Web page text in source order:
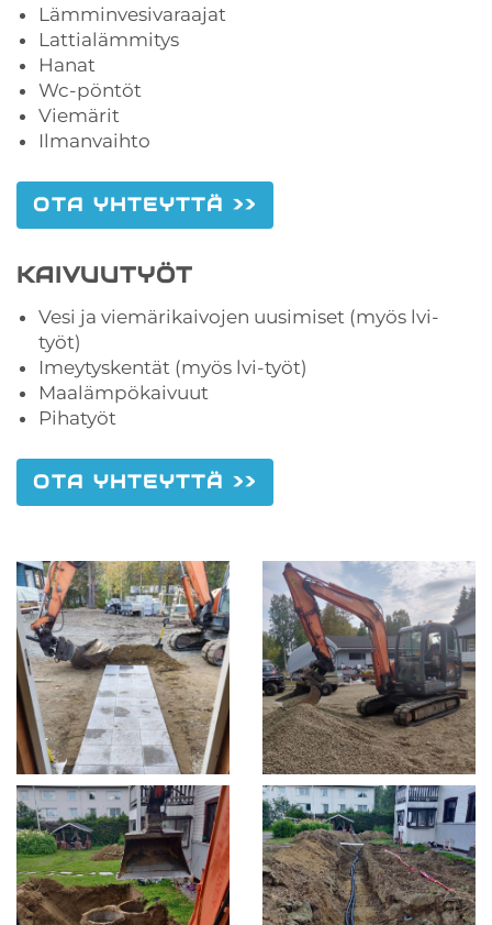
Lämminvesivaraajat
Lattialämmitys
Hanat
Wc-pöntöt
Viemärit
Ilmanvaihto
OTA YHTEYTTÄ >>
KAIVUUTYÖT
Vesi ja viemärikaivojen uusimiset (myös lvi-
työt)
Imeytyskentät (myös lvi-työt)
Maalämpökaivuut
Pihatyöt
OTA YHTEYTTÄ >>